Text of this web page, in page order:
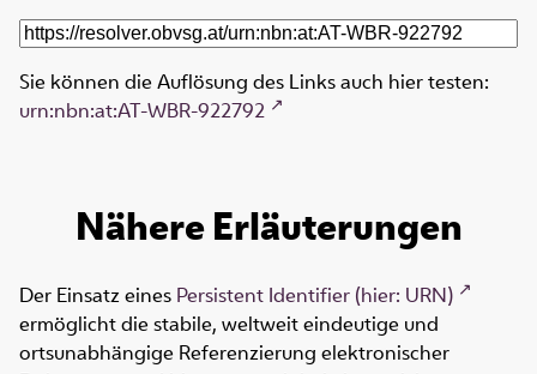
Sie können die Auflösung des Links auch hier testen:
urn:nbn:at:AT-WBR-922792
Nähere Erläuterungen
Der Einsatz eines Persistent Identifier (hier: URN)
ermöglicht die stabile, weltweit eindeutige und
ortsunabhängige Referenzierung elektronischer